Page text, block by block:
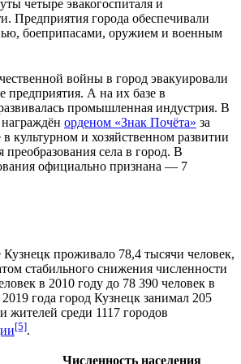
четыре эвакогоспиталя и
Предприятия города обеспечивали
боеприпасами, оружием и военным
войны в город эвакуировали
предприятия. А на их базе в
промышленная индустрия. В
орденом «Знак Почёта» за
культурном и хозяйственном развитии
преобразования села в город. В
официально признана — 7
Кузнецк проживало 78,4 тысячи человек,
стабильного снижения численности
в 2010 году до 78 390 человек в
2019 года город Кузнецк занимал 205
жителей среди 1117 городов
[5].
Численность населения